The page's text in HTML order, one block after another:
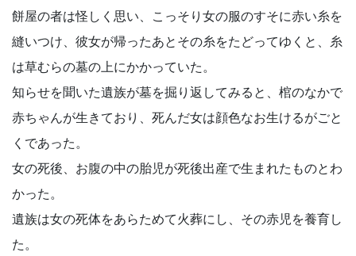
餅屋の者は怪しく思い、こっそり女の服のすそに赤い糸を
縫いつけ、彼女が帰ったあとその糸をたどってゆくと、糸
は草むらの墓の上にかかっていた。
知らせを聞いた遺族が墓を掘り返してみると、棺のなかで
赤ちゃんが生きており、死んだ女は顔色なお生けるがごと
くであった。
女の死後、お腹の中の胎児が死後出産で生まれたものとわ
かった。
遺族は女の死体をあらためて火葬にし、その赤児を養育し
た。